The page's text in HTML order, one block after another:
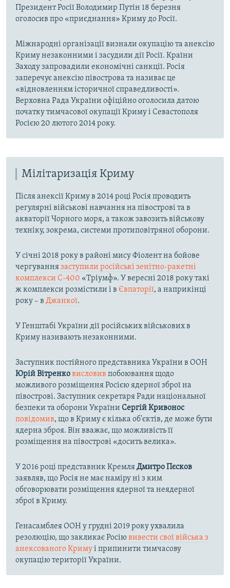
Президент Росії Володимир Путін 18 березня
оголосив про «приєднання» Криму до Росії.
Міжнародні організації визнали окупацію та анексію
Криму незаконними і засудили дії Росії. Країни
Заходу запровадили економічні санкції. Росія
заперечує анексію півострова та називає це
«відновленням історичної справедливості».
Верховна Рада України офіційно оголосила датою
початку тимчасової окупації Криму і Севастополя
Росією 20 лютого 2014 року.
Мілітаризація Криму
Після анексії Криму в 2014 році Росія проводить
регулярні військові навчання на півострові та в
акваторії Чорного моря, а також завозить військову
техніку, зокрема, системи протиповітряної оборони.
У січні 2018 року в районі мису Фіолент на бойове
чергуваннязаступили російські зенітно-ракетні
комплекси С-400 «Тріумф». У вересні 2018 року такі
ж комплекси розмістили і в Євпаторії, а наприкінці
року – в Джанкої.
У Генштабі України дії російських військових в
Криму називають незаконними.
Заступник постійного представника України в ООН
Юрій Вітренковисловив побоювання щодо
можливого розміщення Росією ядерної зброї на
півострові. Заступник секретаря Ради національної
безпеки та оборони України Сергій Кривонос
повідомив, що в Криму є кілька об'єктів, де може бути
ядерна зброя. Він вважає, що можливість її
розміщення на півострові «досить велика».
У 2016 році представник КремляДмитро Пєсков
заявляв, що Росія не має наміру ні з ким
обговорювати розміщення ядерної та неядерної
зброї в Криму.
Генасамблея ООН у грудні 2019 року ухвалила
резолюцію, що закликає Росіювивести свої війська з
анексованого Кримуі припинити тимчасову
окупацію території України.